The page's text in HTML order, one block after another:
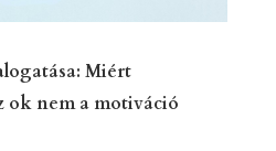
Miért
ok nem a motiváció